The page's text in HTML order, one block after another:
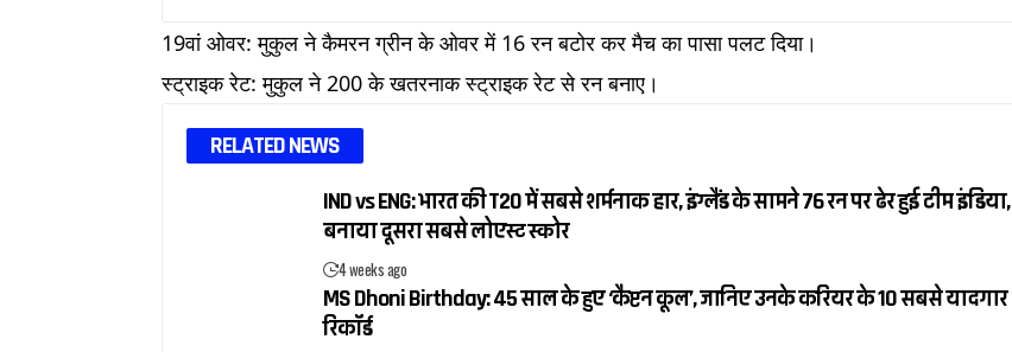
19वां ओवर: मुकुल ने कैमरन ग्रीन के ओवर में 16 रन बटोर कर मैच का पासा पलट दिया।
स्ट्राइक रेट: मुकुल ने 200 के खतरनाक स्ट्राइक रेट से रन बनाए।
RELATED NEWS
IND vs ENG: भारत की T20 में सबसे शर्मनाक हार, इंग्लैंड के सामने 76 रन पर ढेर हुई टीम इंडिया,
बनाया दूसरा सबसे लोएस्ट स्कोर
4 weeks ago
MS Dhoni Birthday: 45 साल के हुए ‘कैप्टन कूल’, जानिए उनके करियर के 10 सबसे यादगार
रिकॉर्ड